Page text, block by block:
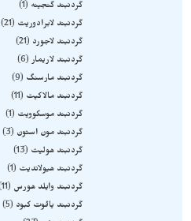
گردنبند گنجینه
1
گردنبند لابرادوریت
21
گردنبند لاجورد
21
گردنبند لاریمار 6
گردنبند مارسنگ
9
گردنبند مالاکیت
11
گردنبند موسکوویت
1
گردنبند مون استون
3
گردنبند هولیت
13
گردنبند هیولاندیت
1
گردنبند وایلد هورس
11
گردنبند یاقوت کبود
5